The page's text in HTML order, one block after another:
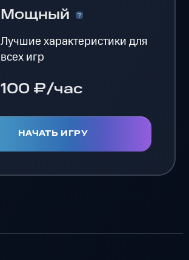
Мощный
Лучшие характеристики для
всех игр
100 ₽/час
НАЧАТЬ ИГРУ